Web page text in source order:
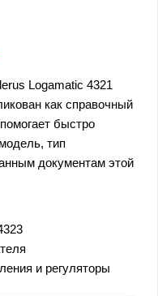
Logamatic 4321
как справочный
быстро
тип
документам этой
и регуляторы